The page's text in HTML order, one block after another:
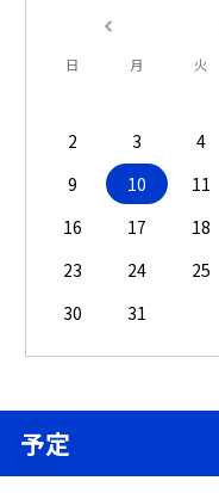
日 月 火
2
3 4
9
10 11
16
17 18
23
24 25
30
31
予定